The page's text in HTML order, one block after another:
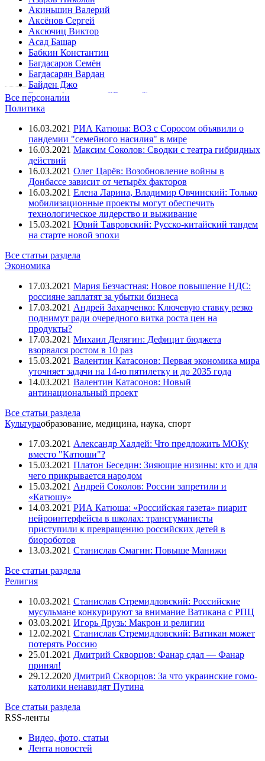
Акиньшин Валерий
Аксёнов Сергей
Аксючиц Виктор
Асад Башар
Бабкин Константин
Багдасаров Семён
Багдасарян Вардан
Байден Джо
Беднов Александр ("Бэтмен")
Безлер Игорь
Болдырев Юрий
Болотов Валерий
Борисов Бойко
Бородай Александр
Буренков Александр
Буркхальтер Дидье
Бэсеску Траян
Вассерман Анатолий
Венедиктов Алексей
Вертьянов Сергей
Витренко Наталья
Вучич Александр
Гелетей Валерий
Горбачёв Михаил
Греф Герман
Грибаускайте Даля
Губарев Павел
Гурьянов Антон
Дамаскин (Орловский) архимандрит
Де Маржери Кристоф
Делягин Михаил
Друзь Игорь
Дугин Александр
Евтушенков Владимир
Жириновский Владимир
Жуковский Владислав
Зеленский Владимир
Зурабов Михаил
Зюганов Геннадий
Иванов Сергей
Кадыров Рамзан
Калашников Максим
Кастро Рауль
Катасонов Валентин
Кедми Яков
Кернес Геннадий
Керри Джон
Киселёв Дмитрий
Климкин Павел
Кличко Виталий
Коломойский Игорь
Константинов Владимир
Корнилов Глеб
Коротченко Игорь
Крутов Александр
Кудрин Алексей
Кучма Леонид
Кьеза Джульетто
Кэмерон Дэвид
Лавров Сергей
Ле Пен Марин
Лидегор Мартин
Лимонов Эдуард
Все персоналии
Политика
16.03.2021 РИА Катюша: ВОЗ с Соросом объявили о
пандемии "семейного насилия" в мире
16.03.2021 Максим Соколов: Сводки с театра гибридных
действий
16.03.2021 Олег Царёв: Возобновление войны в
Донбассе зависит от четырёх факторов
16.03.2021 Елена Ларина, Владимир Овчинский: Только
мобилизационные проекты могут обеспечить
технологическое лидерство и выживание
15.03.2021 Юрий Тавровский: Русско-китайский тандем
на старте новой эпохи
Все статьи раздела
Экономика
17.03.2021 Мария Безчастная: Новое повышение НДС:
россияне заплатят за убытки бизнеса
17.03.2021 Андрей Захарченко: Ключевую ставку резко
поднимут ради очередного витка роста цен на
продукты?
17.03.2021 Михаил Делягин: Дефицит бюджета
взорвался ростом в 10 раз
15.03.2021 Валентин Катасонов: Первая экономика мира
уточняет задачи на 14-ю пятилетку и до 2035 года
14.03.2021 Валентин Катасонов: Новый
антинациональный проект
Все статьи раздела
Культураобразование, медицина, наука, спорт
17.03.2021 Александр Халдей: Что предложить МОКу
вместо "Катюши"?
15.03.2021 Платон Беседин: Зияющие низины: кто и для
чего прикрывается народом
15.03.2021 Андрей Соколов: России запретили и
«Катюшу»
14.03.2021 РИА Катюша: «Российская газета» пиарит
нейроинтерфейсы в школах: трансгуманисты
приступили к превращению российских детей в
биороботов
13.03.2021 Станислав Смагин: Повыше Манижи
Все статьи раздела
Религия
10.03.2021 Станислав Стремидловский: Российские
мусульмане конкурируют за внимание Ватикана с РПЦ
03.03.2021 Игорь Друзь: Макрон и религии
12.02.2021 Станислав Стремидловский: Ватикан может
потерять Россию
25.01.2021 Дмитрий Скворцов: Фанар сдал — Фанар
принял!
29.12.2020 Дмитрий Скворцов: За что украинские гомо-
католики ненавидят Путина
Все статьи раздела
RSS-ленты
Видео, фото, статьи
Лента новостей